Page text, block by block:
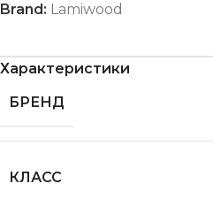
Brand: Lamiwood
Характеристики
БРЕНД
КЛАСС